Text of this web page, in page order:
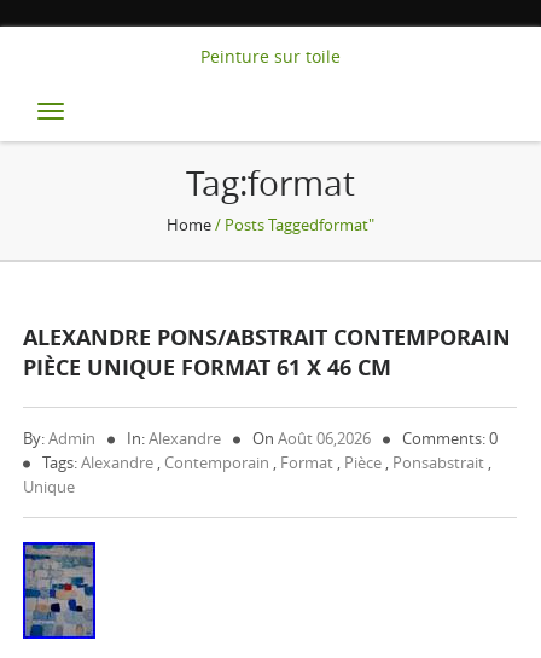
Peinture sur toile
Toggle
navigation
Tag:format
Home/ Posts Taggedformat"
ALEXANDRE PONS/ABSTRAIT CONTEMPORAIN
PIÈCE UNIQUE FORMAT 61 X 46 CM
By:Admin In:Alexandre OnAoût 06,2026
Comments: 0
Tags:Alexandre , Contemporain , Format , Pièce , Ponsabstrait ,
Unique